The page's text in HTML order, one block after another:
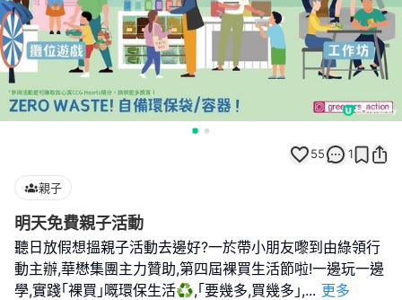
55 1
親子
明天免費親子活動
聽日放假想搵親子活動去邊好?一於帶小朋友嚟到由綠領行
動主辦,華懋集團主力贊助,第四屆裸買生活節啦!一邊玩一邊
學,實踐｢裸買｣嘅環保生活♻️,｢要幾多,買幾多｣,... 更多